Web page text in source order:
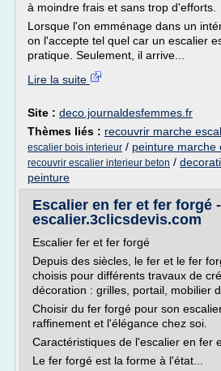
à moindre frais et sans trop d'efforts.
Lorsque l'on emménage dans un
on l'accepte tel quel car un escalier
pratique. Seulement, il arrive...
Lire la suite
Site : deco.journaldesfemmes.fr
Thèmes liés : recouvrir marche
escalier bois interieur / peinture marche
recouvrir escalier interieur beton /
peinture
Escalier en fer et fer forgé -
escalier.3clicsdevis.com
Escalier fer et fer forgé
Depuis des siècles, le fer et le fer
choisis pour différents travaux de
décoration : grilles, portail, mobilier
Choisir du fer forgé pour son
raffinement et l'élégance chez soi.
Caractéristiques de l'escalier en fer
Le fer forgé est la forme à l'état...